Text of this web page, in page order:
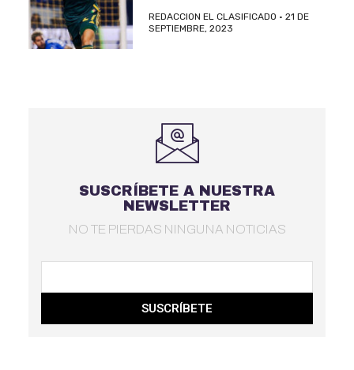
REDACCION EL CLASIFICADO
21 DE
SEPTIEMBRE, 2023
SUSCRÍBETE A NUESTRA
NEWSLETTER
NO TE PIERDAS NINGUNA NOTICIAS
SUSCRÍBETE